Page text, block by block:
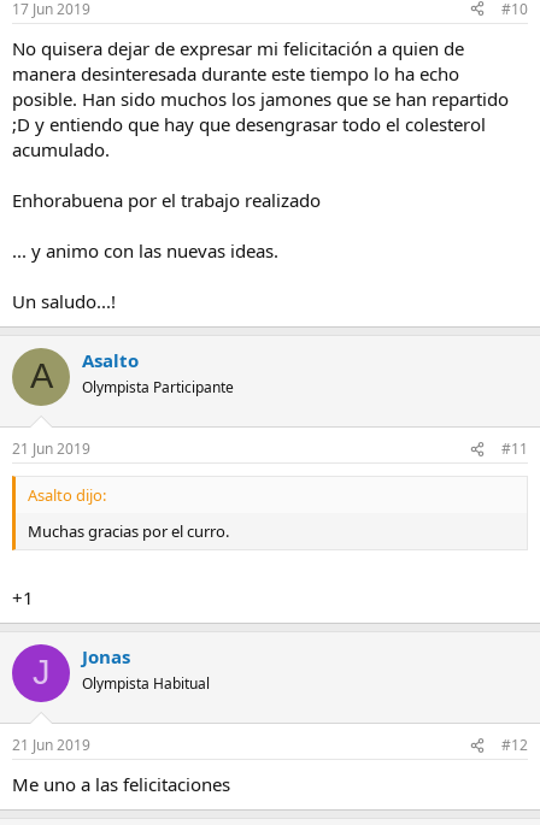
17 Jun 2019 #10
No quisera dejar de expresar mi felicitación a quien de
manera desinteresada durante este tiempo lo ha echo
posible. Han sido muchos los jamones que se han repartido
;D y entiendo que hay que desengrasar todo el colesterol
acumulado.
Enhorabuena por el trabajo realizado
... y animo con las nuevas ideas.
Un saludo...!
A Asalto
Olympista Participante
21 Jun 2019 #11
Asalto dijo:
Muchas gracias por el curro.
+1
J Jonas
Olympista Habitual
21 Jun 2019 #12
Me uno a las felicitaciones